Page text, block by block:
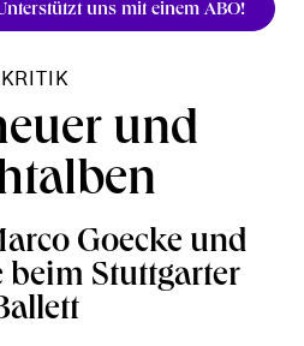
uns mit einem ABO!
KRITIK
und
Goecke und
beim Stuttgarter